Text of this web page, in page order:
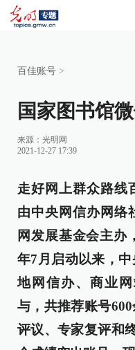
百佳账号 >
国家图书馆
来源： 光明网
2021-12-27 17:39
走好网上群众路线
由中央网信办网络
网发展基金会主办
年7月启动以来，
地网信办、商业
与，共推荐账号
评议、专家复评和